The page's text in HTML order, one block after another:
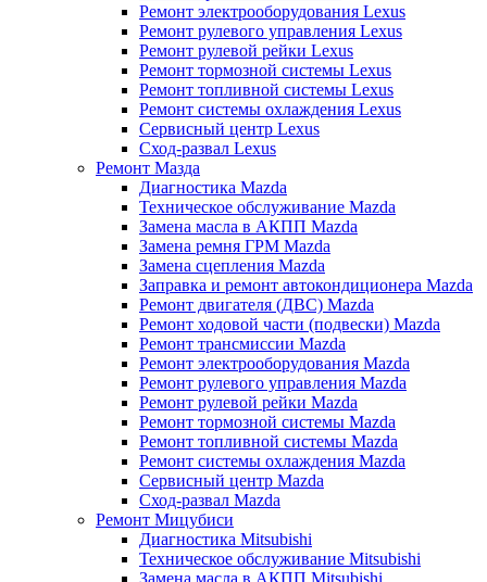
Ремонт электрооборудования Lexus
Ремонт рулевого управления Lexus
Ремонт рулевой рейки Lexus
Ремонт тормозной системы Lexus
Ремонт топливной системы Lexus
Ремонт системы охлаждения Lexus
Сервисный центр Lexus
Сход-развал Lexus
Ремонт Мазда
Диагностика Mazda
Техническое обслуживание Mazda
Замена масла в АКПП Mazda
Замена ремня ГРМ Mazda
Замена сцепления Mazda
Заправка и ремонт автокондиционера Mazda
Ремонт двигателя (ДВС) Mazda
Ремонт ходовой части (подвески) Mazda
Ремонт трансмиссии Mazda
Ремонт электрооборудования Mazda
Ремонт рулевого управления Mazda
Ремонт рулевой рейки Mazda
Ремонт тормозной системы Mazda
Ремонт топливной системы Mazda
Ремонт системы охлаждения Mazda
Сервисный центр Mazda
Сход-развал Mazda
Ремонт Мицубиси
Диагностика Mitsubishi
Техническое обслуживание Mitsubishi
Замена масла в АКПП Mitsubishi